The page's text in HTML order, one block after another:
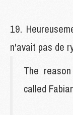
n'avait pas de
The
called